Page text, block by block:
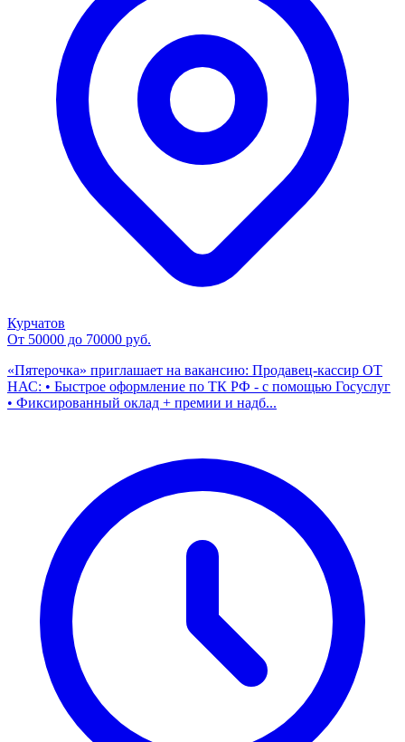
Курчатов
От 50000 до 70000 руб.
«Пятерочка» приглашает на вакансию: Продавец-кассир ОТ
НАС: • Быстрое оформление по ТК РФ - с помощью Госуслуг
• Фиксированный оклад + премии и надб...